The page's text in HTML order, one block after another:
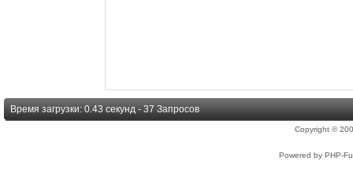
Время загрузки: 0.43 секунд - 37 Запросов
Copyright ©
Powered by PHP-